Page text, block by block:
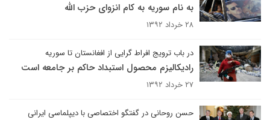
به نام سوریه به کام انزوای حزب الله
۲۸ خرداد ۱۳۹۲
در باب ترویج افراط گرایی از افغانستان تا سوریه
رادیکالیزم محصول استبداد حاکم بر جامعه است
۲۷ خرداد ۱۳۹۲
حسن روحانی در گفتگو اختصاصی با دیپلماسی ایرانی